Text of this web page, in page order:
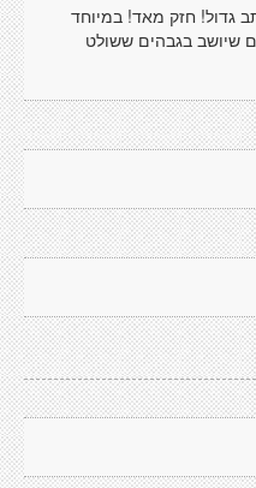
גדול! חזק מאד! במיוחד
שיושב בגבהים ששולט